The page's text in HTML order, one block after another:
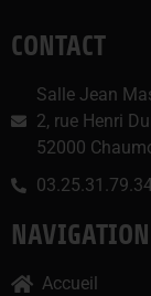
CONTACT
Salle Jean
2, rue Henri
52000
NAVIGATION
Accueil